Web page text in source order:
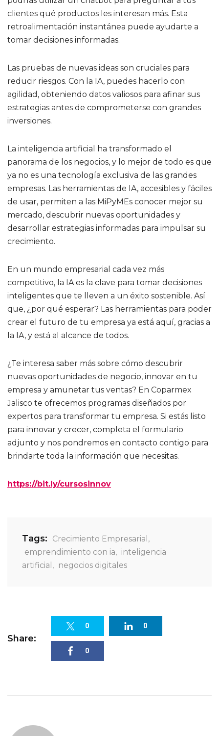
clientes qué productos les interesan más. Esta
retroalimentación instantánea puede ayudarte a
tomar decisiones informadas.
Las pruebas de nuevas ideas son cruciales para
reducir riesgos. Con la IA, puedes hacerlo con
agilidad, obteniendo datos valiosos para afinar sus
estrategias antes de comprometerse con grandes
inversiones.
La inteligencia artificial ha transformado el
panorama de los negocios, y lo mejor de todo es que
ya no es una tecnología exclusiva de las grandes
empresas. Las herramientas de IA, accesibles y fáciles
de usar, permiten a las MiPyMEs conocer mejor su
mercado, descubrir nuevas oportunidades y
desarrollar estrategias informadas para impulsar su
crecimiento.
En un mundo empresarial cada vez más
competitivo, la IA es la clave para tomar decisiones
inteligentes que te lleven a un éxito sostenible. Así
que, ¿por qué esperar? Las herramientas para poder
crear el futuro de tu empresa ya está aquí, gracias a
la IA, y está al alcance de todos.
¿Te interesa saber más sobre cómo descubrir
nuevas oportunidades de negocio, innovar en tu
empresa y amunetar tus ventas? En Coparmex
Jalisco te ofrecemos programas diseñados por
expertos para transformar tu empresa. Si estás listo
para innovar y crecer, completa el formulario
adjunto y nos pondremos en contacto contigo para
brindarte toda la información que necesitas.
https://bit.ly/cursosinnov
Tags: Crecimiento Empresarial ,
emprendimiento con ia, inteligencia
artificial , negocios digitales
Share:
0 0
0